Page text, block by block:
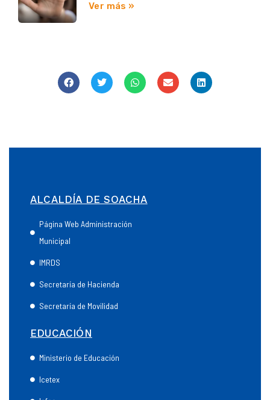
Ver más »
ALCALDÍA DE SOACHA
Página Web Administración
Municipal
IMRDS
Secretaría de Hacienda
Secretaría de Movilidad
EDUCACIÓN
Ministerio de Educación
Icetex